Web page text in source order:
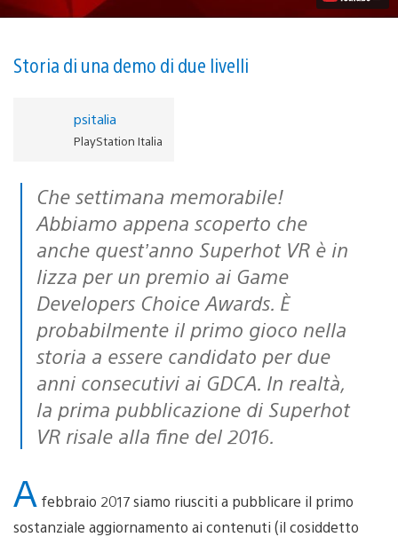
game
VR,
disponibile
Storia di una demo di due livelli
psitalia
PlayStation Italia
Che settimana memorabile!
Abbiamo appena scoperto che
anche quest’anno Superhot VR è in
lizza per un premio ai Game
Developers Choice Awards. È
probabilmente il primo gioco nella
storia a essere candidato per due
anni consecutivi ai GDCA. In realtà,
la prima pubblicazione di Superhot
VR risale alla fine del 2016.
A febbraio 2017 siamo riusciti a pubblicare il primo
sostanziale aggiornamento ai contenuti (il cosiddetto